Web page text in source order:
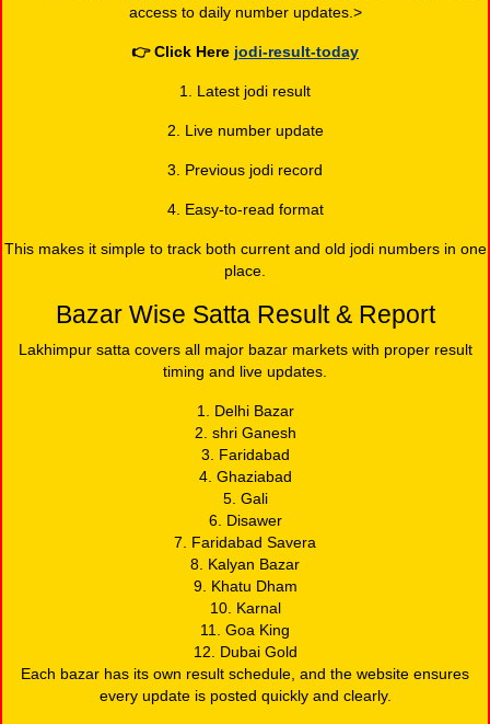
access to daily number updates.>
👉Click Here jodi-result-today
1. Latest jodi result
2. Live number update
3. Previous jodi record
4. Easy-to-read format
This makes it simple to track both current and old jodi numbers in one
place.
Bazar Wise Satta Result & Report
Lakhimpur satta covers all major bazar markets with proper result
timing and live updates.
1. Delhi Bazar
2. shri Ganesh
3. Faridabad
4. Ghaziabad
5. Gali
6. Disawer
7. Faridabad Savera
8. Kalyan Bazar
9. Khatu Dham
10. Karnal
11. Goa King
12. Dubai Gold
Each bazar has its own result schedule, and the website ensures
every update is posted quickly and clearly.